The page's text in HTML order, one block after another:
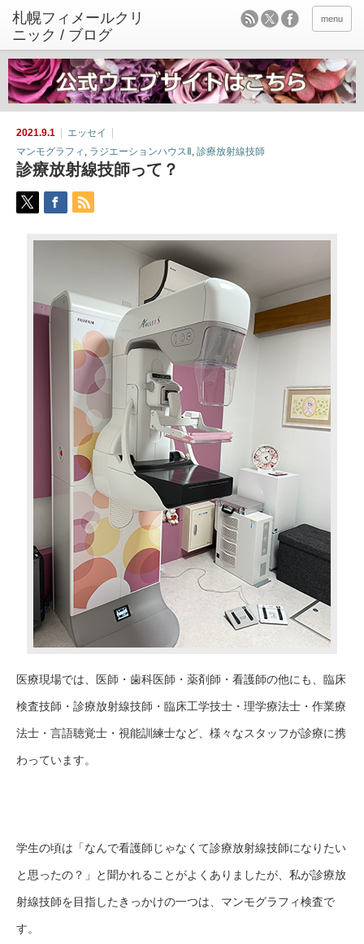
menu
2021.9.1
エッセイ
マンモグラフィ , ラジエーションハウスⅡ, 診療放射線技師
診療放射線技師って？
医療現場では、医師・歯科医師・薬剤師・看護師の他にも、臨床
検査技師・診療放射線技師・臨床工学技士・理学療法士・作業療
法士・言語聴覚士・視能訓練士など、様々なスタッフが診療に携
わっています。
学生の頃は「なんで看護師じゃなくて診療放射線技師になりたい
と思ったの？」と聞かれることがよくありましたが、私が診療放
射線技師を目指したきっかけの一つは、マンモグラフィ検査で
す。